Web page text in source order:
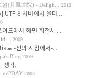
원(月風道院) - Deligh... 2010
UTF-8 서버에서 올더....
이드에서 화면 회전시....
... 2009
로 -신의 시점에서-....
Blog 2009
생각.
me2DAY 2008